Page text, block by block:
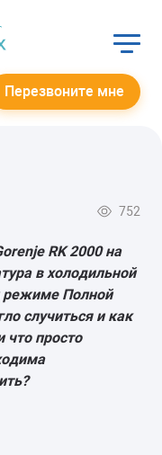
Перезвоните мне
752
RK 2000 на
в холодильной
режиме Полной
случиться и как
просто